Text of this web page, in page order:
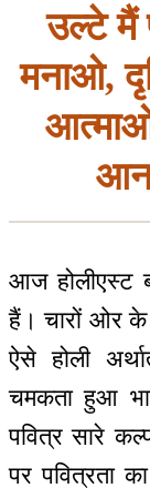
उल्टे मैं
मनाओ,
आज होलीएस्ट
हैं। चारों ओर के
ऐसे होली
चमकता हुआ
पवित्र सारे
पर पवित्रता